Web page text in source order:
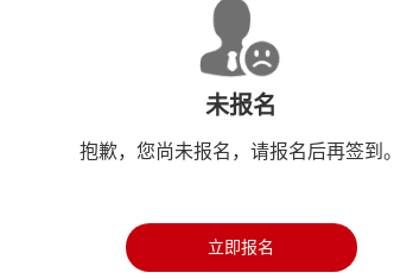
未报名
抱歉，您尚未报名，请报名后再签到。
立即报名